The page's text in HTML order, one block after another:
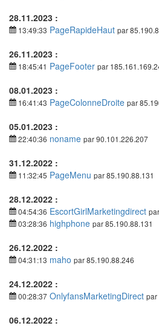
28.11.2023 :
13:49:33 PageRapideHaut par
26.11.2023 :
18:45:41 PageFooter par
08.01.2023 :
16:41:43 PageColonneDroite par
05.01.2023 :
22:40:36 noname par 90.101.226.207
31.12.2022 :
11:32:45 PageMenu par 85.190.88.131
28.12.2022 :
04:54:36 EscortGirlMarketingdirect
03:28:36 highphone par 85.190.88.131
26.12.2022 :
04:31:13 maho par 85.190.88.246
24.12.2022 :
00:28:37 OnlyfansMarketingDirect par
06.12.2022 :